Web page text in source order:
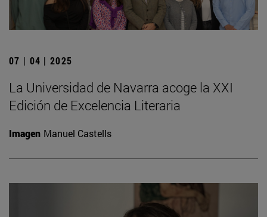
07 | 04 | 2025
La Universidad de Navarra acoge la XXI
Edición de Excelencia Literaria
Imagen Manuel Castells